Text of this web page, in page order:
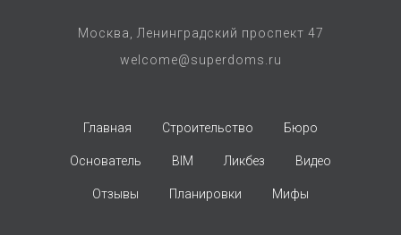
Москва, Ленинградский проспект 47
welcome@superdoms.ru
Главная Строительство Бюро
Основатель BIM Ликбез Видео
Отзывы Планировки Мифы